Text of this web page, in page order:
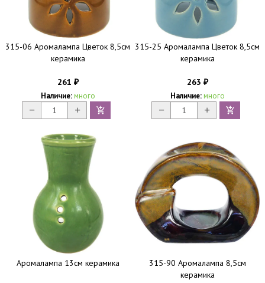
315-06 Аромалампа Цветок 8,5см
керамика
261 ₽
Наличие: много
315-25 Аромалампа Цветок 8,5см
керамика
263 ₽
Наличие: много
Аромалампа 13см керамика
315-90 Аромалампа 8,5см
керамика